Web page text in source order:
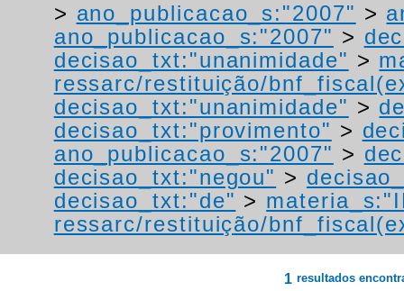
> ano_publicacao_s:"2007" >
ano_publicacao_s:"2007" >
decisao_txt:"unanimidade" >
ressarc/restituição/
decisao_txt:"unanimidade" >
decisao_txt:"provimento" >
ano_publicacao_s:"2007" >
decisao_txt:"negou" >
decisao_txt:"de" >
ressarc/restituição/
1 resultados